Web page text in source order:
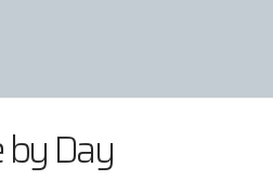
by Day